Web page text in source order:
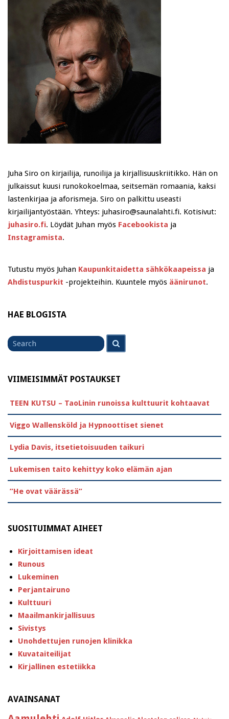
Juha Siro on kirjailija, runoilija ja kirjallisuuskriitikko. Hän on
julkaissut kuusi runokokoelmaa, seitsemän romaania, kaksi
lastenkirjaa ja aforismeja. Siro on palkittu useasti
kirjailijantyöstään. Yhteys: juhasiro@saunalahti.fi. Kotisivut:
juhasiro.fi. Löydät Juhan myös Facebookista ja
Instagramista.
Tutustu myös Juhan Kaupunkitaidetta sähkökaapeissa ja
Ahdistuspurkit -projekteihin. Kuuntele myös äänirunot.
HAE BLOGISTA
for
VIIMEISIMMÄT POSTAUKSET
TEEN KUTSU – TaoLinin runoissa kulttuurit kohtaavat
Viggo Wallensköld ja Hypnoottiset sienet
Lydia Davis, itsetietoisuuden taikuri
Lukemisen taito kehittyy koko elämän ajan
”He ovat väärässä”
SUOSITUIMMAT AIHEET
Kirjoittamisen ideat
Runous
Lukeminen
Perjantairuno
Kulttuuri
Maailmankirjallisuus
Sivistys
Unohdettujen runojen klinikka
Kuvataiteilijat
Kirjallinen estetiikka
AVAINSANAT